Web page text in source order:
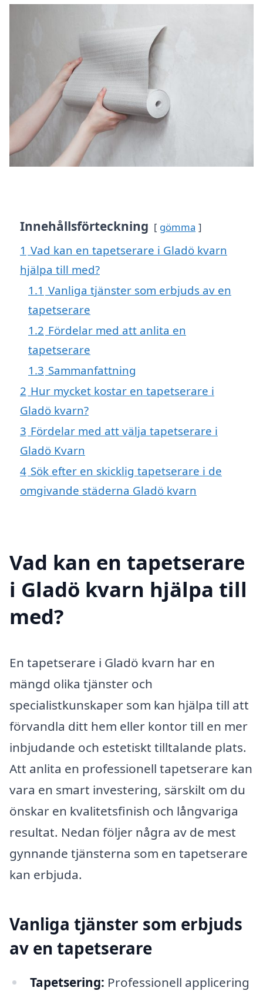
Innehållsförteckning gömma
1 Vad kan en tapetserare i Gladö kvarn
hjälpa till med?
1.1 Vanliga tjänster som erbjuds av en
tapetserare
1.2 Fördelar med att anlita en
tapetserare
1.3 Sammanfattning
2 Hur mycket kostar en tapetserare i
Gladö kvarn?
3 Fördelar med att välja tapetserare i
Gladö Kvarn
4 Sök efter en skicklig tapetserare i de
omgivande städerna Gladö kvarn
Vad kan en tapetserare
i Gladö kvarn hjälpa till
med?
En tapetserare i Gladö kvarn har en
mängd olika tjänster och
specialistkunskaper som kan hjälpa till att
förvandla ditt hem eller kontor till en mer
inbjudande och estetiskt tilltalande plats.
Att anlita en professionell tapetserare kan
vara en smart investering, särskilt om du
önskar en kvalitetsfinish och långvariga
resultat. Nedan följer några av de mest
gynnande tjänsterna som en tapetserare
kan erbjuda.
Vanliga tjänster som erbjuds
av en tapetserare
Tapetsering: Professionell applicering